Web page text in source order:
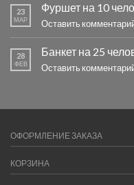
23
МАР
Фуршет на 10
Оставить
28
ФЕВ
Банкет на 25
Оставить
ОФОРМЛЕНИЕ ЗАКАЗА
КОРЗИНА